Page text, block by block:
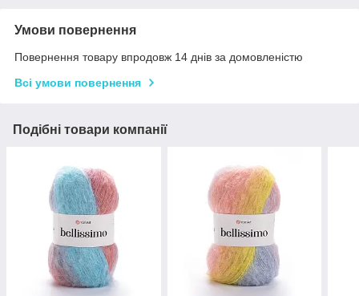
Умови повернення
Повернення товару впродовж 14 днів за домовленістю
Всі умови повернення
Подібні товари компанії